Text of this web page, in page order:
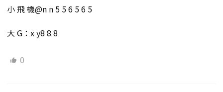
小 飛 機@n n 5 5 6 5 6 5
大 G：x y8 8 8
0